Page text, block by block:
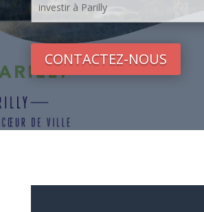
investir à Parilly
CONTACTEZ-NOUS